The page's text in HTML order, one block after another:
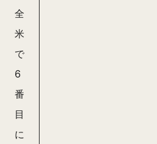
全
米
で
6
番
目
に